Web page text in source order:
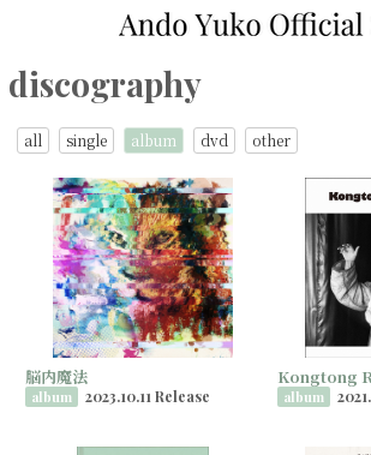
discography
all single album dvd other
脳内魔法
album 2023.10.11 Release
Kongtong
album